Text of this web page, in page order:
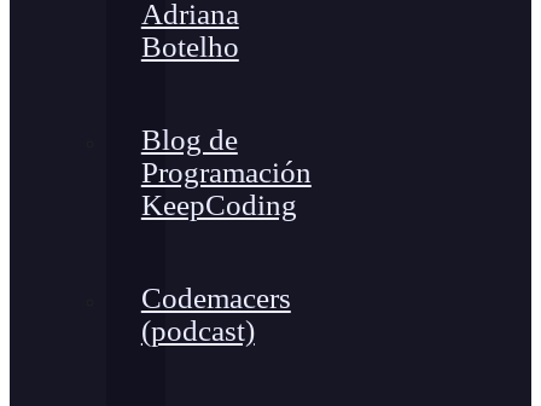
Adriana
Botelho
Blog de
Programación
KeepCoding
Codemacers
(podcast)